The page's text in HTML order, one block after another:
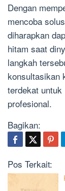
Dengan
mencoba
diharapkan
hitam saat
langkah
konsultasikan
terdekat untuk
profesional.
Bagikan:
Pos Terkait: